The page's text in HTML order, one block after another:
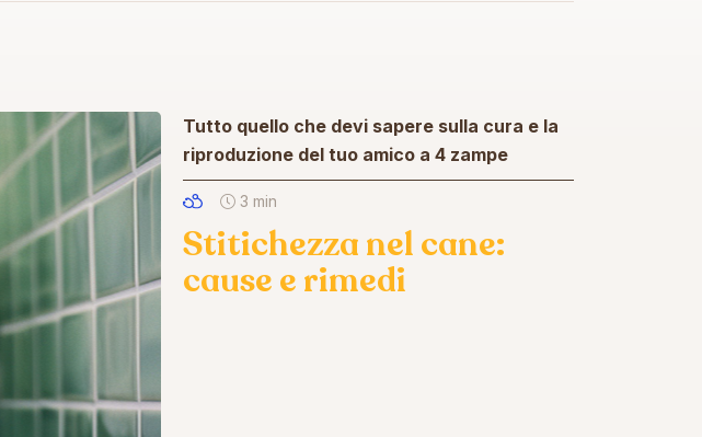
Tutto quello che devi sapere sulla cura e la
riproduzione del tuo amico a 4 zampe
3 min
Stitichezza nel cane:
cause e rimedi